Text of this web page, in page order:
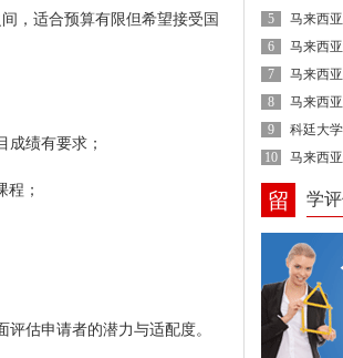
，适合预算有限但希望接受国
绩有要求；
；
估申请者的潜力与适配度。
5
马来西
6
马来西
7
马来西
8
马来西
9
科廷大
10 马来西
留 学